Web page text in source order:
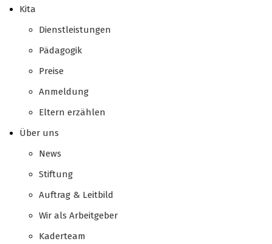
Kita
Dienstleistungen
Pädagogik
Preise
Anmeldung
Eltern erzählen
Über uns
News
Stiftung
Auftrag & Leitbild
Wir als Arbeitgeber
Kaderteam